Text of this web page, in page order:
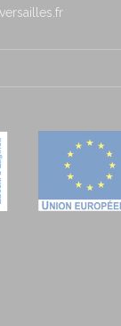
versailles.fr